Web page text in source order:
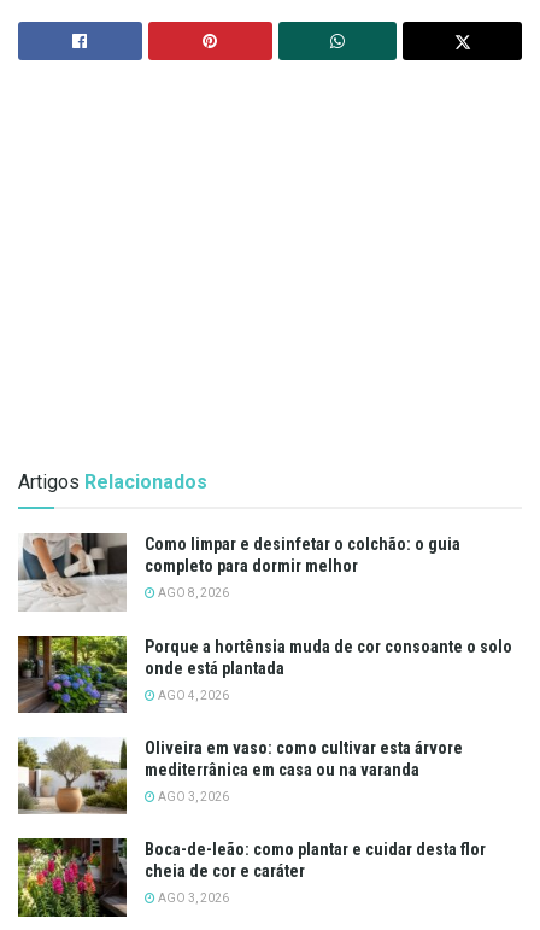
Artigos Relacionados
Como limpar e desinfetar o colchão: o guia
completo para dormir melhor
AGO 8, 2026
Porque a hortênsia muda de cor consoante o solo
onde está plantada
AGO 4, 2026
Oliveira em vaso: como cultivar esta árvore
mediterrânica em casa ou na varanda
AGO 3, 2026
Boca-de-leão: como plantar e cuidar desta flor
cheia de cor e caráter
AGO 3, 2026